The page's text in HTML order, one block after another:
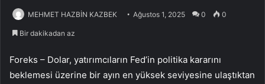
MEHMET HAZBİN KAZBEK Ağustos 1, 2025 0 0
Bir dakikadan az
Foreks – Dolar, yatırımcıların Fed’in politika kararını
beklemesi üzerine bir ayın en yüksek seviyesine ulaştıktan